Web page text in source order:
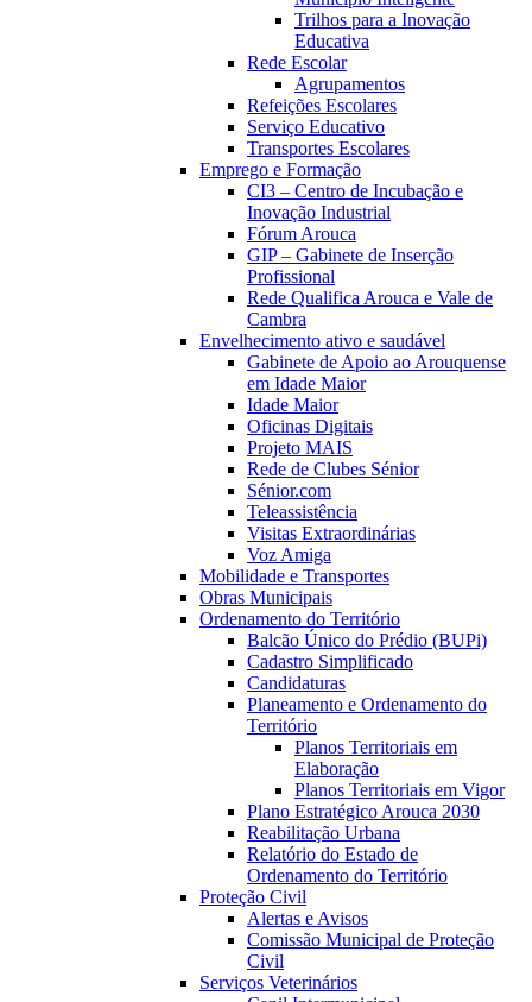
Trilhos para a Inovação
Educativa
Rede Escolar
Agrupamentos
Refeições Escolares
Serviço Educativo
Transportes Escolares
Emprego e Formação
CI3 – Centro de Incubação e
Inovação Industrial
Fórum Arouca
GIP – Gabinete de Inserção
Profissional
Rede Qualifica Arouca e Vale de
Cambra
Envelhecimento ativo e saudável
Gabinete de Apoio ao Arouquense
em Idade Maior
Idade Maior
Oficinas Digitais
Projeto MAIS
Rede de Clubes Sénior
Sénior.com
Teleassistência
Visitas Extraordinárias
Voz Amiga
Mobilidade e Transportes
Obras Municipais
Ordenamento do Território
Balcão Único do Prédio (BUPi)
Cadastro Simplificado
Candidaturas
Planeamento e Ordenamento do
Território
Planos Territoriais em
Elaboração
Planos Territoriais em Vigor
Plano Estratégico Arouca 2030
Reabilitação Urbana
Relatório do Estado de
Ordenamento do Território
Proteção Civil
Alertas e Avisos
Comissão Municipal de Proteção
Civil
Serviços Veterinários